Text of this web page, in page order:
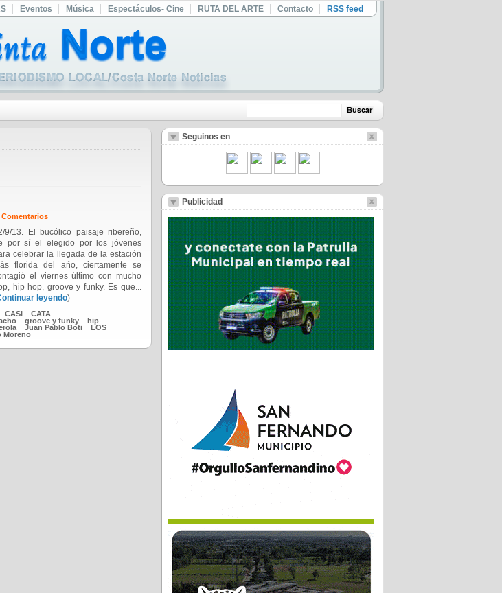
Eventos Música Espectáculos- Cine RUTA DEL ARTE Contacto RSS feed
Comentarios
9/13. El bucólico paisaje ribereño,
por sí el elegido por los jóvenes
celebrar la llegada de la estación
florida del año, ciertamente se
el viernes último con mucho
hip hop, groove y funky. Es que...
leyendo)
CASI
CATA
groove y funky
hip
Juan Pablo Boti
LOS
Moreno
Seguinos en
Publicidad